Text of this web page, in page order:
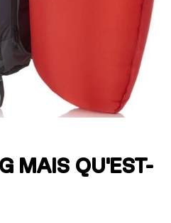
MAIS QU'EST-